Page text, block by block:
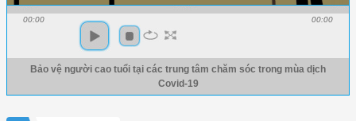
00:00 00:00
Bảo vệ người cao tuổi tại các trung tâm chăm sóc trong mùa dịch
Covid-19